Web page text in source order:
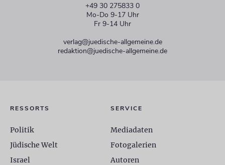
+49 30 275833 0
Mo-Do 9-17 Uhr
Fr 9-14 Uhr
verlag@juedische-allgemeine.de
redaktion@juedische-allgemeine.de
RESSORTS
Politik
Jüdische Welt
Israel
SERVICE
Mediadaten
Fotogalerien
Autoren